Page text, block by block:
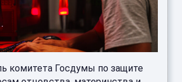
комитета Госдумы по защите